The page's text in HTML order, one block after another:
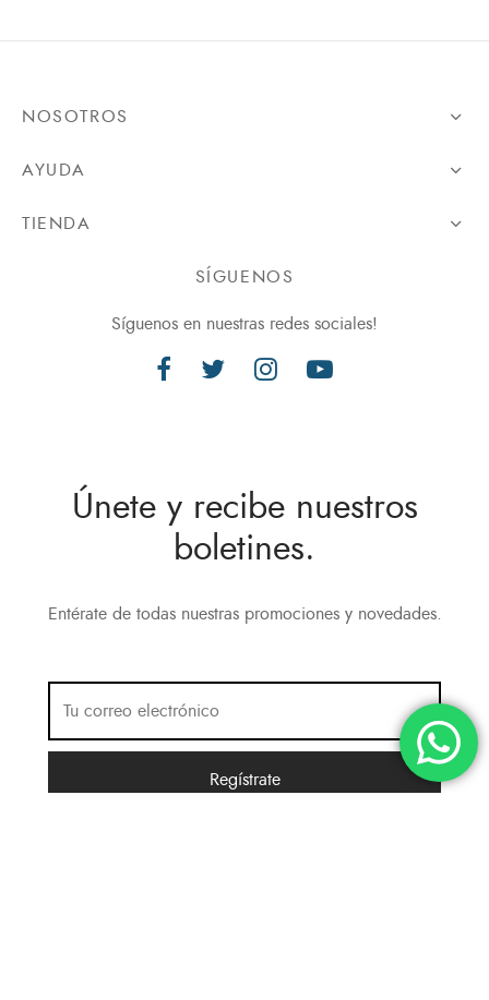
NOSOTROS
AYUDA
TIENDA
SÍGUENOS
Síguenos en nuestras redes sociales!
Únete y recibe nuestros
boletines.
Entérate de todas nuestras promociones y novedades.